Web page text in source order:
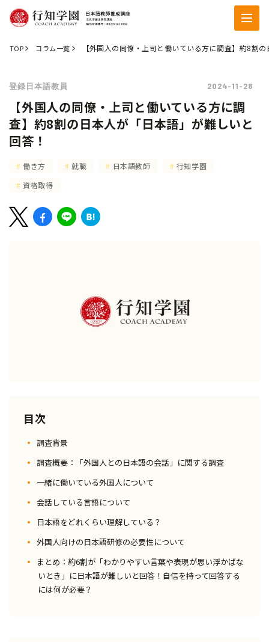
TOP コラム一覧 【外国人の同僚・上司と働いている方に調査】約8割
登録日本語教員 2024-11-28
【外国人の同僚・上司と働いている方に調
査】約8割の日本人が「日本語」が難しいと
回答！
働き方 就職 日本語教師
行知学園
資格取得
目次
調査背景
調査概要：「外国人との日本語の会話」に関する調査
一緒に働いている外国人について
会話している言語について
日本語をどれくらい理解している？
外国人向けの日本語研修の必要性について
まとめ：約6割が「わかりやすい言葉や表現が思い浮かばな
いとき」に日本語が難しいと回答！自信を持って回答する
には何が必要？